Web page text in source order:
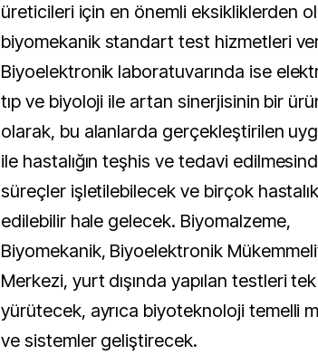
üreticileri için en önemli eksikliklerden
biyomekanik standart test hizmetleri
Biyoelektronik laboratuvarında ise
tıp ve biyoloji ile artan sinerjisinin bir
olarak, bu alanlarda gerçekleştirilen
ile hastalığın teşhis ve tedavi
süreçler işletilebilecek ve birçok
edilebilir hale gelecek. Biyomalzeme,
Biyomekanik, Biyoelektronik
Merkezi, yurt dışında yapılan testleri
yürütecek, ayrıca biyoteknoloji temelli
ve sistemler geliştirecek.